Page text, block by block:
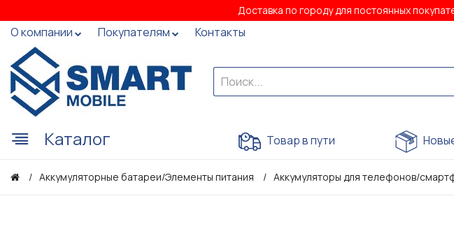
Доставка по городу для постоянных
О компании Покупателям Контакты
Каталог Товар в пути
Аккумуляторные батареи/Элементы питания Аккумуляторы для телефонов/